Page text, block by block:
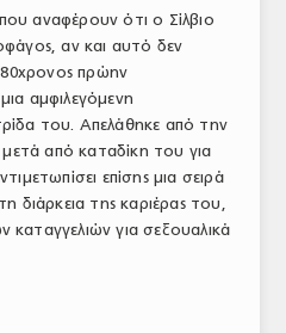
αναφέρουν ότι ο Σίλβιο
αν και αυτό δεν
80χρονος πρώην
αμφιλεγόμενη
του. Απελάθηκε από την
μετά από καταδίκη του για
επίσης μια σειρά
διάρκεια της καριέρας του,
για σεξουαλικά